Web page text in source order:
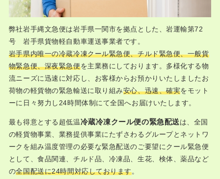
弊社岩手縄文急便は岩手県一関市を拠点とした、岩運輸第72
号 岩手県貨物軽自動車運送事業者です。
岩手県内唯一の冷蔵冷凍クール緊急便、チルド緊急便、一般貨
物緊急便、深夜緊急便を主業務にしております。多様化する物
流ニーズに迅速に対応し、お客様からお預かりいたしましたお
荷物の軽貨物の緊急輸送に取り組み安心、迅速、確実をモット
ーに日々努力し24時間体制にて全国へお届けいたします。
最も得意とする超低温冷蔵冷凍クール便の緊急配送は、全国
の軽貨物事業、業務提供事業にたずさわるグループとネットワ
ークを組み温度管理の必要な緊急配送のご要望にクール緊急便
として、食品関連、チルド品、冷凍品、生花、検体、薬品など
の全国配送に24時間対応しております。